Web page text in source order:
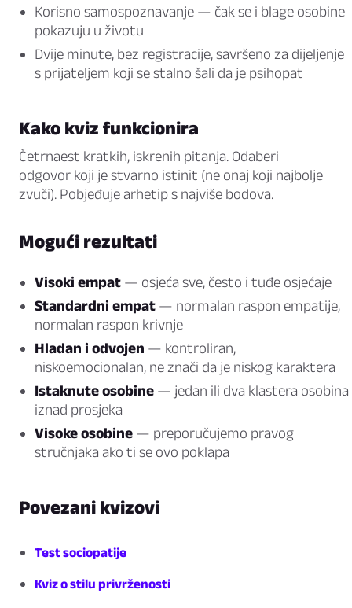
Korisno samospoznavanje — čak se i blage osobine
pokazuju u životu
Dvije minute, bez registracije, savršeno za dijeljenje
s prijateljem koji se stalno šali da je psihopat
Kako kviz funkcionira
Četrnaest kratkih, iskrenih pitanja. Odaberi
odgovor koji je stvarno istinit (ne onaj koji najbolje
zvuči). Pobjeđuje arhetip s najviše bodova.
Mogući rezultati
Visoki empat — osjeća sve, često i tuđe osjećaje
Standardni empat — normalan raspon empatije,
normalan raspon krivnje
Hladan i odvojen — kontroliran,
niskoemocionalan, ne znači da je niskog karaktera
Istaknute osobine — jedan ili dva klastera osobina
iznad prosjeka
Visoke osobine — preporučujemo pravog
stručnjaka ako ti se ovo poklapa
Povezani kvizovi
Test sociopatije
Kviz o stilu privrženosti